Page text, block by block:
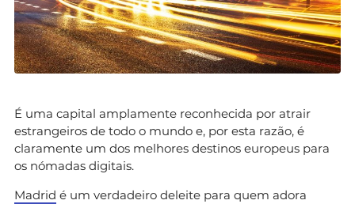
É uma capital amplamente reconhecida por atrair
estrangeiros de todo o mundo e, por esta razão, é
claramente um dos melhores destinos europeus para
os nómadas digitais.
Madrid é um verdadeiro deleite para quem adora